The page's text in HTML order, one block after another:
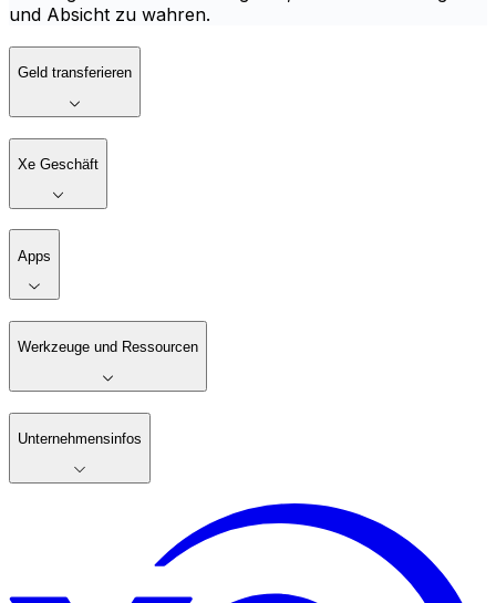
und Absicht zu wahren.
Geld transferieren
Xe Geschäft
Apps
Werkzeuge und Ressourcen
Unternehmensinfos